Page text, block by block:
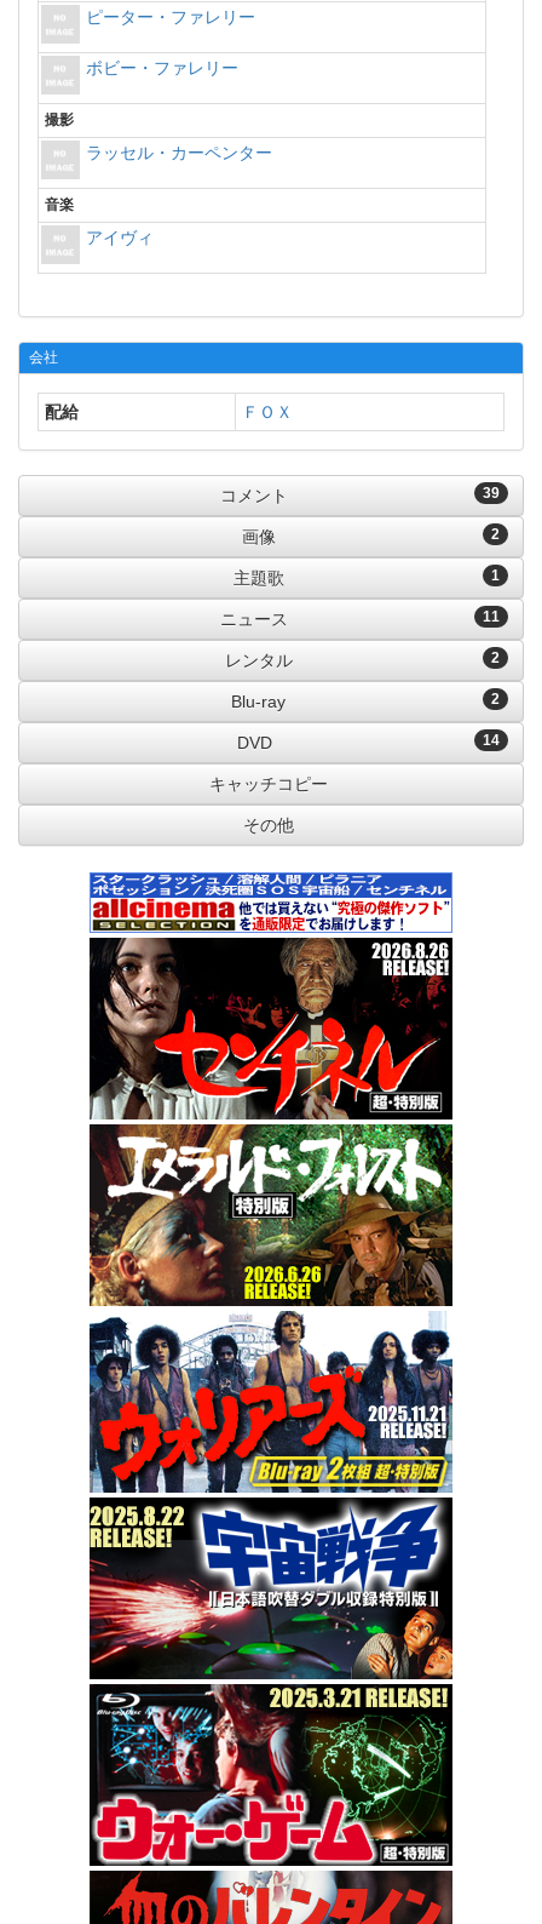
ピーター・ファレリー
ボビー・ファレリー
撮影
ラッセル・カーペンター
音楽
アイヴィ
会社
配給 ＦＯＸ
39
コメント
2
画像
1
主題歌
11
ニュース
2
レンタル
2
Blu-ray
14
DVD
キャッチコピー
その他